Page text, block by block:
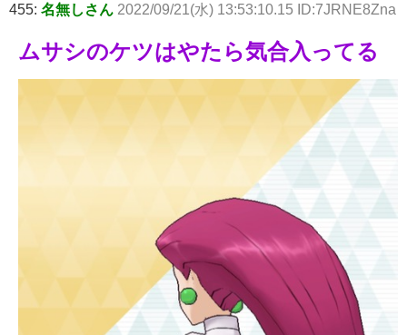
455: 名無しさん 2022/09/21(水) 13:53:10.15 ID:7JRNE8Zna
ムサシのケツはやたら気合入ってる